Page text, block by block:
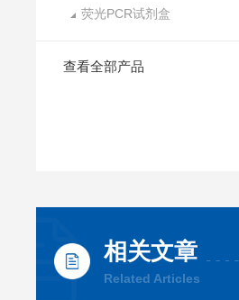
荧光PCR试剂盒
查看全部产品
相关文章
Related Articles